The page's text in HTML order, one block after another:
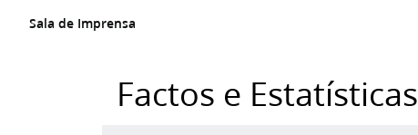
Sala de Imprensa
Factos e Estatísticas